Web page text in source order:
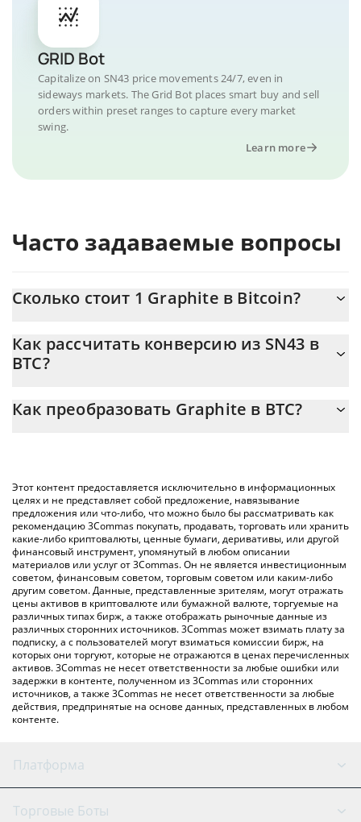
GRID Bot
Capitalize on SN43 price movements 24/7, even in
sideways markets. The Grid Bot places smart buy and sell
orders within preset ranges to capture every market
swing.
Learn more
Часто задаваемые вопросы
Сколько стоит 1 Graphite в Bitcoin?
На данный момент 1 Graphite равно 0.00001705 {toSymbol
Как рассчитать конверсию из SN43 в
BTC?
цену конвертации SN43 в BTC, просто введя сумму Graphite в
Вы также можете использовать приведенную выше таблицу
цен Graphite, чтобы проверить последние цены на Graphite
в основных фиатных и криптовалютах.
Как преобразовать Graphite в BTC?
Этот контент предоставляется исключительно в информационных
целях и не представляет собой предложение, навязывание
предложения или что-либо, что можно было бы рассматривать как
рекомендацию 3Commas покупать, продавать, торговать или хранить
какие-либо криптовалюты, ценные бумаги, деривативы, или другой
финансовый инструмент, упомянутый в любом описании
материалов или услуг от 3Commas. Он не является инвестиционным
советом, финансовым советом, торговым советом или каким-либо
другим советом. Данные, представленные зрителям, могут отражать
цены активов в криптовалюте или бумажной валюте, торгуемые на
различных типах бирж, а также отображать рыночные данные из
различных сторонних источников. 3Commas может взимать плату за
подписку, а с пользователей могут взиматься комиссии бирж, на
которых они торгуют, которые не отражаются в ценах перечисленных
активов. 3Commas не несет ответственности за любые ошибки или
задержки в контенте, полученном из 3Commas или сторонних
источников, а также 3Commas не несет ответственности за любые
действия, предпринятые на основе данных, представленных в любом
контенте.
Платформа
GRID Бот
Торговые Боты